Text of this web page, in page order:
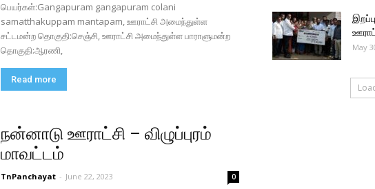
பெயர்கள்:Gangapuram gangapuram colani
samatthakuppam mantapam, ஊராட்சி அமைந்துள்ள
சட்டமன்ற தொகுதி:செஞ்சி, ஊராட்சி அமைந்துள்ள பாராளுமன்ற
தொகுதி:ஆரணி,
Read more
நன்னாடு ஊராட்சி – விழுப்புரம்
மாவட்டம்
TnPanchayat - June 22, 2023 0
May